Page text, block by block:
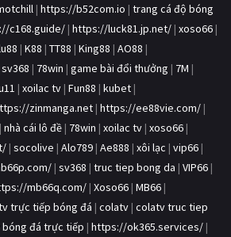
| https://b52com.io | trang cá độ bóng
c168.guide/ | https://luck81.jp.net/ | xoso66 |
| K88 | TT88 | King88 | AO88 |
sv368 | 78win | game bài đổi thưởng | 7M |
| xoilac tv | Fun88 | kubet |
zinmanga.net | https://ee88vie.com/ |
| nhà cái lô đề | 78win | xoilac tv | xoso66 |
| socolive | Alo789 | Ae888 | xôi lạc | vip66 |
| sv368 | truc tiep bong da | VIP66 |
mb66q.com/ | Xoso66 | MB66 |
trực tiếp bóng đá | colatv | colatv truc tiep
đá trực tiếp | https://ok365.services/ |